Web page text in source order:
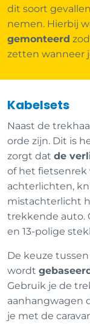
dit soort
nemen. Hierbij
gemonteerd
zetten wanneer
Kabelsets
Naast de
orde zijn. Dit is
zorgt datde
of het fietsenrek
achterlichten,
mistachterlicht
trekkende auto.
en 13-polige
De keuze
wordt
Gebruik je de
aanhangwagen
je met de